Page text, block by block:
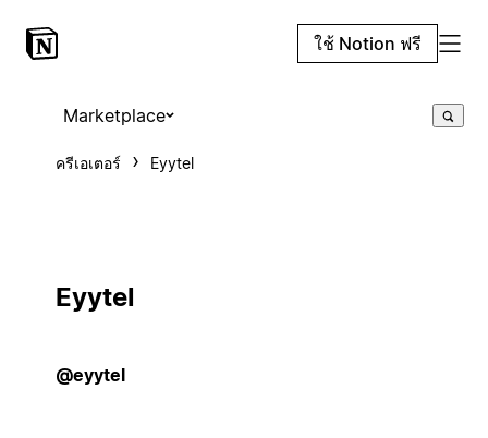
ใช้ Notion ฟรี
Marketplace
ครีเอเตอร์ Eyytel
Eyytel
@eyytel